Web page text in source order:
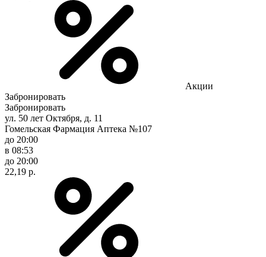
Акции
Забронировать
Забронировать
ул. 50 лет Октября, д. 11
Гомельская Фармация Аптека №107
до 20:00
в 08:53
до 20:00
22,19 р.